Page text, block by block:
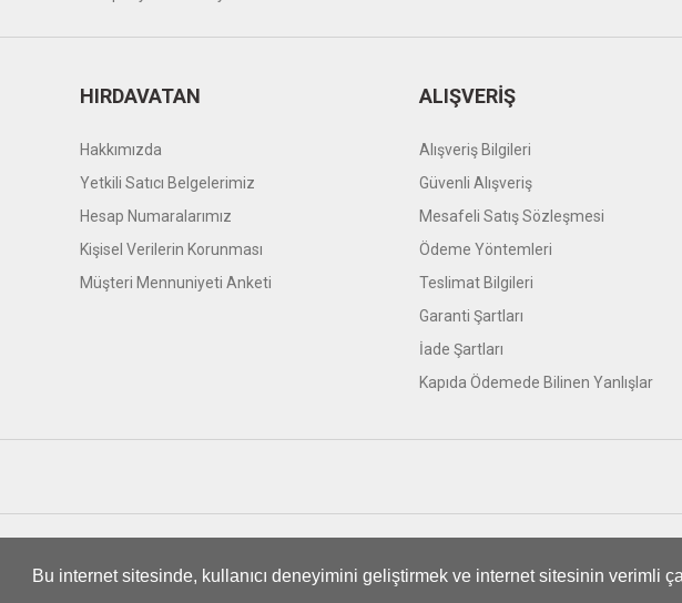
Bu internet sitesinde, kullanıcı deneyimini geliştirmek ve internet sitesinin verimli
HIRDAVATAN
Hakkımızda
Yetkili Satıcı Belgelerimiz
Hesap Numaralarımız
Kişisel Verilerin Korunması
Müşteri Mennuniyeti Anketi
ALIŞVERİŞ
Alışveriş Bilgileri
Güvenli Alışveriş
Mesafeli Satış Sözleşmesi
Ödeme Yöntemleri
Teslimat Bilgileri
Garanti Şartları
İade Şartları
Kapıda Ödemede Bilinen Yanlışlar